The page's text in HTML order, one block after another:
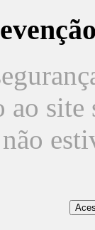
ao
não